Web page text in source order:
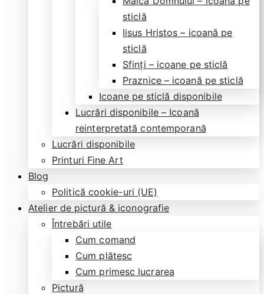
sticlă
Iisus Hristos – icoană pe
sticlă
Sfinți – icoane pe sticlă
Praznice – icoană pe sticlă
Icoane pe sticlă disponibile
Lucrări disponibile – Icoană
reinterpretată contemporană
Lucrări disponibile
Printuri Fine Art
Blog
Politică cookie-uri (UE)
Atelier de pictură & iconografie
Întrebări utile
Cum comand
Cum plătesc
Cum primesc lucrarea
Pictură